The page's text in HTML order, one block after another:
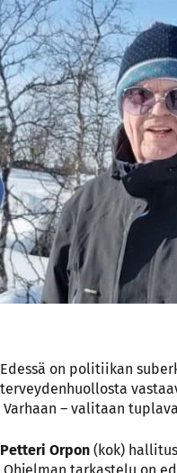
Edessä on politiikan
terveydenhuollosta
Varhaan – valitaan
Petteri Orpon (kok)